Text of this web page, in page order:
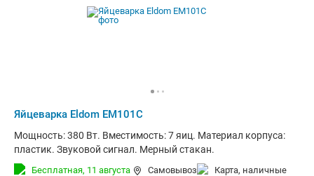
Яйцеварка Eldom EM101C
Мощность: 380 Вт. Вместимость: 7 яиц. Материал корпуса:
пластик. Звуковой сигнал. Мерный стакан.
Бесплатная, 11 августа Самовывоз карта, наличные